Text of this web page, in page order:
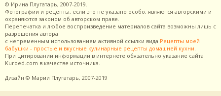
© Ирина Плугатарь, 2007-2019.
Фотографии и рецепты, если это не указано особо, являются авторскими и
охраняются законом об авторском праве.
Перепечатка и любое воспроизведение материалов сайта возможны лишь с
разрешения автора
с непременным использованием активной ссылки вида Рецепты моей
бабушки - простые и вкусные кулинарные рецепты домашней кухни.
При цитировании информации в интернете обязательно указание сайта
Kuroed.com в качестве источника.
Дизайн © Марии Плугатарь, 2007-2019